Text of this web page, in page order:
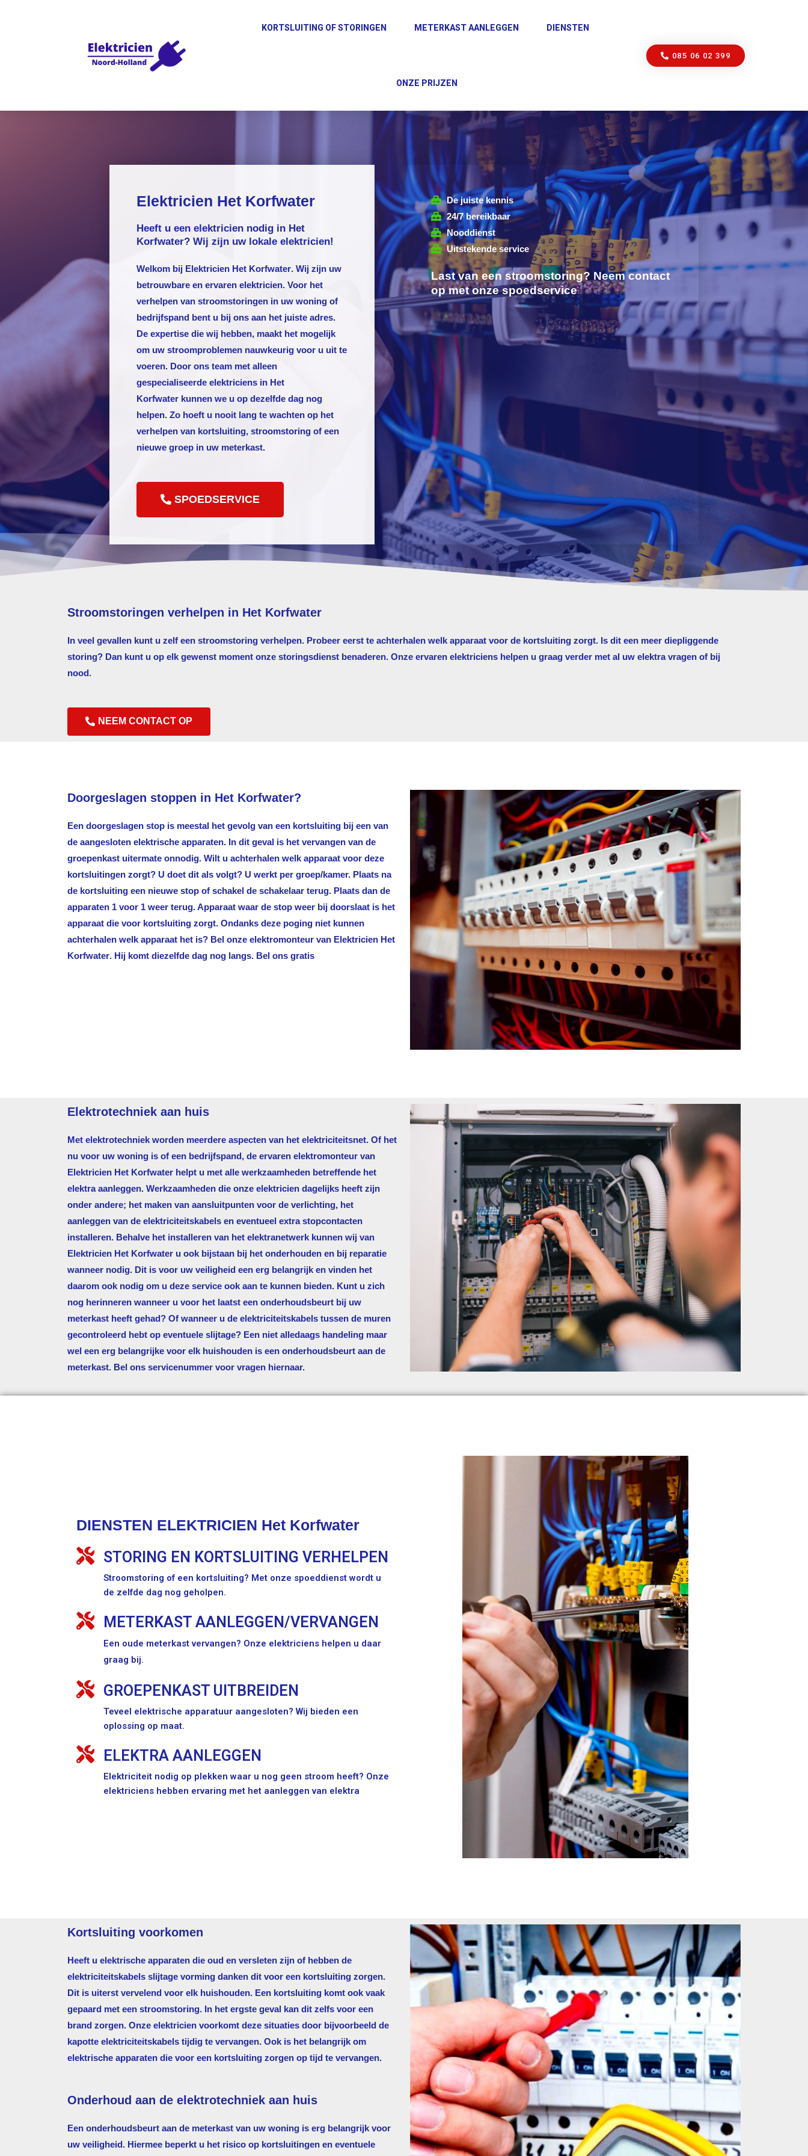
KORTSLUITING OF STORINGEN METERKAST AANLEGGEN DIENSTEN
ONZE PRIJZEN
085 06 02 399
Elektricien Het Korfwater
Heeft u een elektricien nodig in Het
Korfwater? Wij zijn uw lokale elektricien!
Welkom bij Elektricien Het Korfwater. Wij zijn uw
betrouwbare en ervaren elektricien. Voor het
verhelpen van stroomstoringen in uw woning of
bedrijfspand bent u bij ons aan het juiste adres.
De expertise die wij hebben, maakt het mogelijk
om uw stroomproblemen nauwkeurig voor u uit te
voeren. Door ons team met alleen
gespecialiseerde elektriciens in Het
Korfwater kunnen we u op dezelfde dag nog
helpen. Zo hoeft u nooit lang te wachten op het
verhelpen van kortsluiting, stroomstoring of een
nieuwe groep in uw meterkast.
SPOEDSERVICE
De juiste kennis
24/7 bereikbaar
Nooddienst
Uitstekende service
Last van een stroomstoring? Neem contact
op met onze spoedservice
Stroomstoringen verhelpen in Het Korfwater
In veel gevallen kunt u zelf een stroomstoring verhelpen. Probeer eerst te achterhalen welk apparaat voor de kortsluiting zorgt. Is dit een meer diepliggende
storing? Dan kunt u op elk gewenst moment onze storingsdienst benaderen. Onze ervaren elektriciens helpen u graag verder met al uw elektra vragen of bij
nood.
NEEM CONTACT OP
Doorgeslagen stoppen in Het Korfwater?
Een doorgeslagen stop is meestal het gevolg van een kortsluiting bij een van
de aangesloten elektrische apparaten. In dit geval is het vervangen van de
groepenkast uitermate onnodig. Wilt u achterhalen welk apparaat voor deze
kortsluitingen zorgt? U doet dit als volgt? U werkt per groep/kamer. Plaats na
de kortsluiting een nieuwe stop of schakel de schakelaar terug. Plaats dan de
apparaten 1 voor 1 weer terug. Apparaat waar de stop weer bij doorslaat is het
apparaat die voor kortsluiting zorgt. Ondanks deze poging niet kunnen
achterhalen welk apparaat het is? Bel onze elektromonteur van Elektricien Het
Korfwater. Hij komt diezelfde dag nog langs. Bel ons gratis
Elektrotechniek aan huis
Met elektrotechniek worden meerdere aspecten van het elektriciteitsnet. Of het
nu voor uw woning is of een bedrijfspand, de ervaren elektromonteur van
Elektricien Het Korfwater helpt u met alle werkzaamheden betreffende het
elektra aanleggen. Werkzaamheden die onze elektricien dagelijks heeft zijn
onder andere; het maken van aansluitpunten voor de verlichting, het
aanleggen van de elektriciteitskabels en eventueel extra stopcontacten
installeren. Behalve het installeren van het elektranetwerk kunnen wij van
Elektricien Het Korfwater u ook bijstaan bij het onderhouden en bij reparatie
wanneer nodig. Dit is voor uw veiligheid een erg belangrijk en vinden het
daarom ook nodig om u deze service ook aan te kunnen bieden. Kunt u zich
nog herinneren wanneer u voor het laatst een onderhoudsbeurt bij uw
meterkast heeft gehad? Of wanneer u de elektriciteitskabels tussen de muren
gecontroleerd hebt op eventuele slijtage? Een niet alledaags handeling maar
wel een erg belangrijke voor elk huishouden is een onderhoudsbeurt aan de
meterkast. Bel ons servicenummer voor vragen hiernaar.
DIENSTEN ELEKTRICIEN Het Korfwater
STORING EN KORTSLUITING VERHELPEN
Stroomstoring of een kortsluiting? Met onze spoeddienst wordt u
de zelfde dag nog geholpen.
METERKAST AANLEGGEN/VERVANGEN
Een oude meterkast vervangen? Onze elektriciens helpen u daar
graag bij.
GROEPENKAST UITBREIDEN
Teveel elektrische apparatuur aangesloten? Wij bieden een
oplossing op maat.
ELEKTRA AANLEGGEN
Elektriciteit nodig op plekken waar u nog geen stroom heeft? Onze
elektriciens hebben ervaring met het aanleggen van elektra
Kortsluiting voorkomen
Heeft u elektrische apparaten die oud en versleten zijn of hebben de
elektriciteitskabels slijtage vorming danken dit voor een kortsluiting zorgen.
Dit is uiterst vervelend voor elk huishouden. Een kortsluiting komt ook vaak
gepaard met een stroomstoring. In het ergste geval kan dit zelfs voor een
brand zorgen. Onze elektricien voorkomt deze situaties door bijvoorbeeld de
kapotte elektriciteitskabels tijdig te vervangen. Ook is het belangrijk om
elektrische apparaten die voor een kortsluiting zorgen op tijd te vervangen.
Onderhoud aan de elektrotechniek aan huis
Een onderhoudsbeurt aan de meterkast van uw woning is erg belangrijk voor
uw veiligheid. Hiermee beperkt u het risico op kortsluitingen en eventuele